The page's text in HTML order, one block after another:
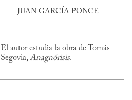
JUAN GARCÍA PONCE
El autor estudia la obra de Tomás
Segovia, Anagnórisis.